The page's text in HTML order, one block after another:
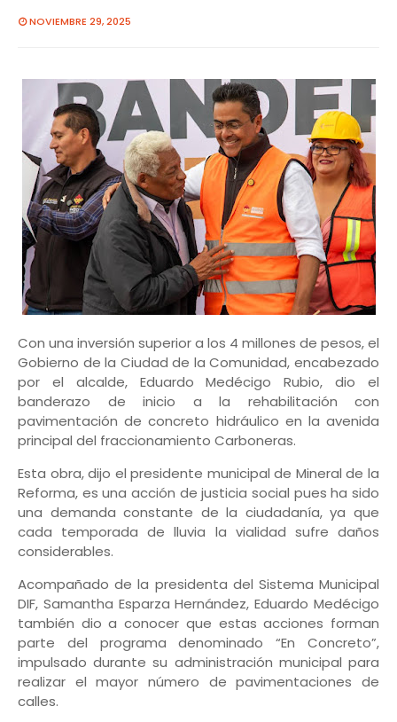
NOVIEMBRE 29, 2025
Con una inversión superior a los 4 millones de pesos, el
Gobierno de la Ciudad de la Comunidad, encabezado
por el alcalde, Eduardo Medécigo Rubio, dio el
banderazo de inicio a la rehabilitación con
pavimentación de concreto hidráulico en la avenida
principal del fraccionamiento Carboneras.
Esta obra, dijo el presidente municipal de Mineral de la
Reforma, es una acción de justicia social pues ha sido
una demanda constante de la ciudadanía, ya que
cada temporada de lluvia la vialidad sufre daños
considerables.
Acompañado de la presidenta del Sistema Municipal
DIF, Samantha Esparza Hernández, Eduardo Medécigo
también dio a conocer que estas acciones forman
parte del programa denominado “En Concreto”,
impulsado durante su administración municipal para
realizar el mayor número de pavimentaciones de
calles.